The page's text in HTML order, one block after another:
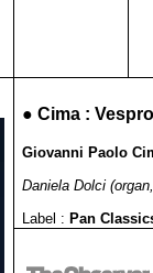
● Cima :
Giovanni Paolo
Daniela Dolci
Label : Pan